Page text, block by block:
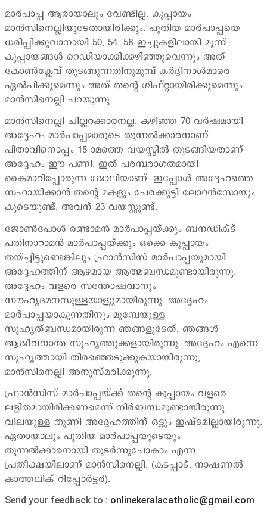
മാര്‍പാപ്പ ആരായാലും വേണ്ടില്ല. കുപ്പായം
മാന്‍സിനെല്ലിയുടേതായിരിക്കും. പുതിയ മാര്‍പാപ്പയെ
ധരിപ്പിക്കുവാനായി 50, 54, 58 ഇച്ചുകളിലായി മൂന്ന്
കുപ്പായങ്ങള്‍ റെഡിയാക്കിക്കഴിഞ്ഞുവെന്നും അത്
കോണ്‍ക്ലേവ് തുടങ്ങുന്നതിനുമുമ്പ് കര്‍ദ്ദിനാള്‍മാരെ
ഏല്‍പിക്കുമെന്നും അത് തന്‍റെ ഗിഫ്റ്റായിരിക്കുമെന്നും
മാന്‍സിനെല്ലി പറയുന്നു.
മാന്‍സിനെല്ലി ചില്ലറക്കാരനല്ല. കഴിഞ്ഞ 70 വര്‍ഷമായി
അദ്ദേഹം മാര്‍പാപ്പമാരുടെ തുന്നല്‍ക്കാരനാണ്.
പിതാവിനൊപ്പം 15 ാമത്തെ വയസ്സില്‍ തുടങ്ങിയതാണ്
അദ്ദേഹം ഈ പണി. ഇത് പരമ്പരാഗതമായി
കൈമാറിപ്പോരുന്ന ജോലിയാണ്. ഇപ്പോള്‍ അദ്ദേഹത്തെ
സഹായിക്കാന്‍ തന്‍റെ മകളും പേരക്കുട്ടി ലോറന്‍സോയും
കൂടെയുണ്ട്. അവന് 23 വയസ്സുണ്ട്.
ജോണ്‍പോള്‍ രണ്ടാമന്‍ മാര്‍പാപ്പയ്ക്കും ബനഡിക്ട്
പതിനാറാമന്‍ മാര്‍പാപ്പയ്ക്കും ഒക്കെ കുപ്പായം
തയ്ച്ചിട്ടുണ്ടെങ്കിലും ഫ്രാന്‍സിസ് മാര്‍പാപ്പയുമായി
അദ്ദേഹത്തിന് ആഴമായ ആത്മബന്ധമുണ്ടായിരുന്നു.
അദ്ദേഹം വളരെ സന്തോഷവാനും
സൗഹൃദമനസുള്ളയാളുുമായിരുന്നു. അദ്ദേഹം
മാര്‍പാപ്പയാകുന്നതിനും മുമ്പേയുള്ള
സുഹൃത്ബന്ധമായിരുന്ന ഞങ്ങളുടേത്. ഞങ്ങള്‍
ആജീവനാന്ത സുഹൃത്തുക്കളായിരുന്നു. അദ്ദേഹം എന്നെ
സുഹൃത്തായി തിരഞ്ഞെടുക്കുകയായിരുന്നു,
മാന്‍സിനെല്ലി അനുസ്മരിക്കുന്നു.
ഫ്രാന്‍സിസ് മാര്‍പാപ്പയ്ക്ക് തന്‍റെ കുപ്പായം വളരെ
ലളിതമായിരിക്കണമെന്ന് നിര്‍ബന്ധമുണ്ടായിരുന്നു.
വിലയുള്ള തുണി അദ്ദേഹത്തിന് ഒട്ടും ഇഷ്ടമില്ലായിരുന്നു.
ഏതായാലും പുതിയ മാര്‍പാപ്പയുടെയും
തുന്നല്‍ക്കാരനായി തുടര്‍ന്നുപോകാം എന്ന
പ്രതീക്ഷയിലാണ് മാന്‍സിനെല്ലി. (കടപ്പാട്: നാഷണല്‍
കാത്തലിക് റിപ്പോര്‍ട്ടര്‍).
Send your feedback to : onlinekeralacatholic@gmail.com